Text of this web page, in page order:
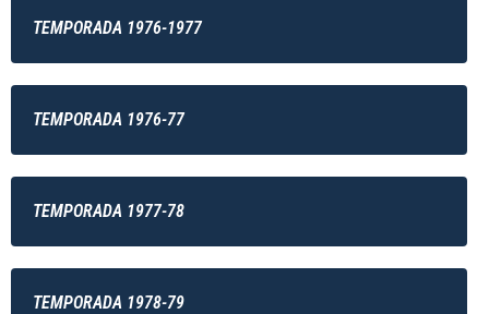
TEMPORADA 1976-1977
TEMPORADA 1976-77
TEMPORADA 1977-78
TEMPORADA 1978-79